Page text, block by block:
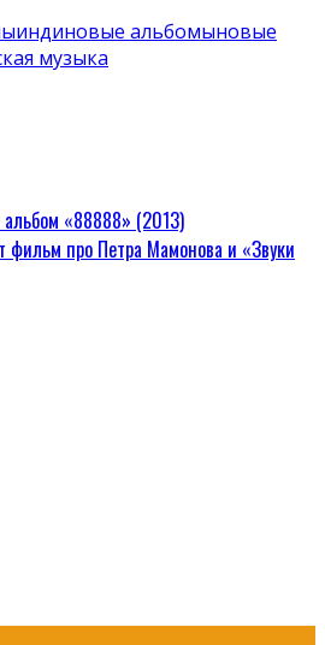
индиновые альбомыновые
музыка
«88888» (2013)
фильм про Петра Мамонова и «Звуки